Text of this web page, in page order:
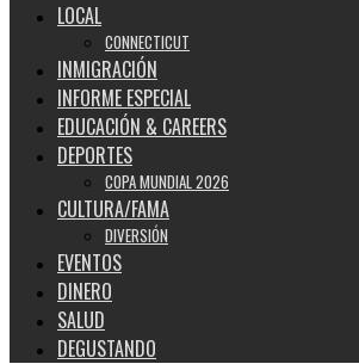
LOCAL
CONNECTICUT
INMIGRACIÓN
INFORME ESPECIAL
EDUCACIÓN & CAREERS
DEPORTES
COPA MUNDIAL 2026
CULTURA/FAMA
DIVERSIÓN
EVENTOS
DINERO
SALUD
DEGUSTANDO